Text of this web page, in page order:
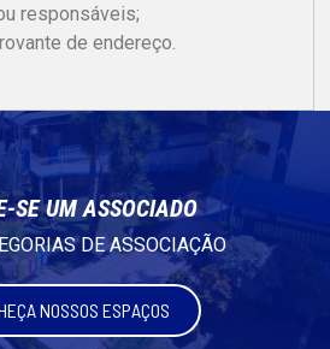
responsáveis;
de endereço.
SE UM ASSOCIADO
DE ASSOCIAÇÃO
NOSSOS ESPAÇOS